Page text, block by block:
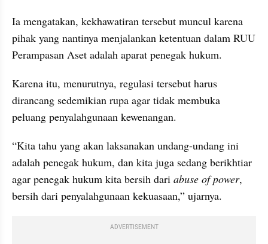
Ia mengatakan, kekhawatiran tersebut muncul karena
pihak yang nantinya menjalankan ketentuan dalam RUU
Perampasan Aset adalah aparat penegak hukum.
Karena itu, menurutnya, regulasi tersebut harus
dirancang sedemikian rupa agar tidak membuka
peluang penyalahgunaan kewenangan.
“Kita tahu yang akan laksanakan undang-undang ini
adalah penegak hukum, dan kita juga sedang berikhtiar
agar penegak hukum kita bersih dari abuse of power,
bersih dari penyalahgunaan kekuasaan,” ujarnya.
ADVERTISEMENT